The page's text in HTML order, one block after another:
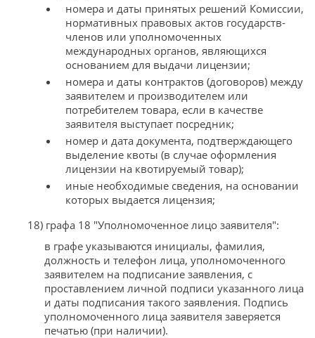
номера и даты принятых решений Комиссии,
нормативных правовых актов государств-
членов или уполномоченных
международных органов, являющихся
основанием для выдачи лицензии;
номера и даты контрактов (договоров) между
заявителем и производителем или
потребителем товара, если в качестве
заявителя выступает посредник;
номер и дата документа, подтверждающего
выделение квоты (в случае оформления
лицензии на квотируемый товар);
иные необходимые сведения, на основании
которых выдается лицензия;
18) графа 18 "Уполномоченное лицо заявителя":
в графе указываются инициалы, фамилия,
должность и телефон лица, уполномоченного
заявителем на подписание заявления, с
проставлением личной подписи указанного лица
и даты подписания такого заявления. Подпись
уполномоченного лица заявителя заверяется
печатью (при наличии).